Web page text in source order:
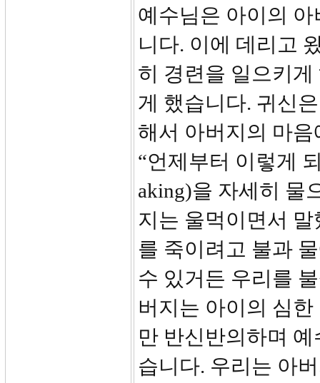
예수님은 아이의
니다. 이에 데리고
히 경련을 일으키
게 했습니다. 귀신
해서 아버지의 마
“언제부터 이렇게
aking)을 자세히 물
지는 울먹이면서
를 죽이려고 불과
수 있거든 우리를
버지는 아이의 심
만 반신반의하며
습니다. 우리는 아